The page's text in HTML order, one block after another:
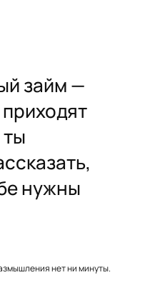
займ —
нужны
нет ни минуты.